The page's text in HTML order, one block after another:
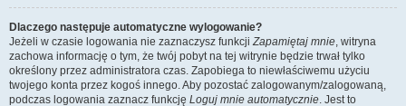
Dlaczego następuje automatyczne wylogowanie?
Jeżeli w czasie logowania nie zaznaczysz funkcjiZapamiętaj mnie, witryna
zachowa informację o tym, że twój pobyt na tej witrynie będzie trwał tylko
określony przez administratora czas. Zapobiega to niewłaściwemu użyciu
twojego konta przez kogoś innego. Aby pozostać zalogowanym/zalogowaną,
podczas logowania zaznacz funkcję Loguj mnie automatycznie. Jest to